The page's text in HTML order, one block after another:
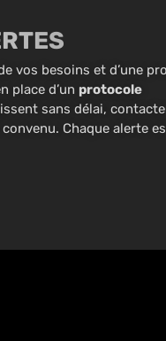
vos besoins et d’une
place d’un protocole
sans délai,
Chaque alerte